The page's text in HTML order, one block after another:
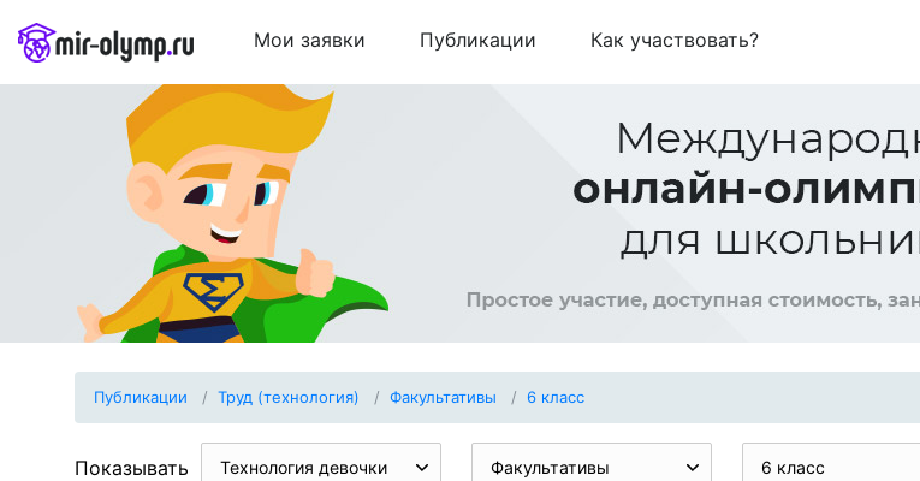
Мои заявки Публикации Как участвовать?
Публикации Труд (технология) Факультативы 6 класс
Показывать Технология девочки Факультативы 6 класс